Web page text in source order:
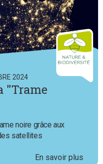
2024
"Trame
noire grâce aux
satellites
En savoir plus